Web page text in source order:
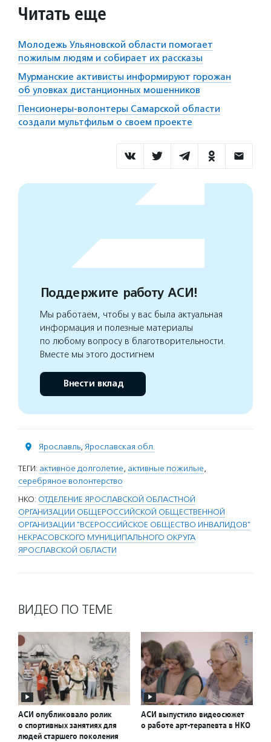
Читать еще
Молодежь Ульяновской области помогает
пожилым людям и собирает их рассказы
Мурманские активисты информируют горожан
об уловках дистанционных мошенников
Пенсионеры-волонтеры Самарской области
создали мультфильм о своем проекте
Поддержите работу АСИ!
Мы работаем, чтобы у вас была актуальная
информация и полезные материалы
по любому вопросу в благотворительности.
Вместе мы этого достигнем
Внести вклад
Ярославль, Ярославская обл.
ТЕГИ: активное долголетие, активные пожилые,
серебряное волонтерство
НКО: ОТДЕЛЕНИЕ ЯРОСЛАВСКОЙ ОБЛАСТНОЙ
ОРГАНИЗАЦИИ ОБЩЕРОССИЙСКОЙ ОБЩЕСТВЕННОЙ
ОРГАНИЗАЦИИ "ВСЕРОССИЙСКОЕ ОБЩЕСТВО ИНВАЛИДОВ"
НЕКРАСОВСКОГО МУНИЦИПАЛЬНОГО ОКРУГА
ЯРОСЛАВСКОЙ ОБЛАСТИ
ВИДЕО ПО ТЕМЕ
АСИ опубликовало ролик
о спортивных занятиях для
людей старшего поколения
АСИ выпустило видеосюжет
о работе арт-терапевта в НКО